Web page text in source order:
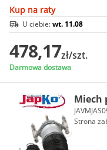
Kup na raty
U ciebie:wt. 11.08
478,17zł/szt.
Darmowa dostawa
Miech
Strona